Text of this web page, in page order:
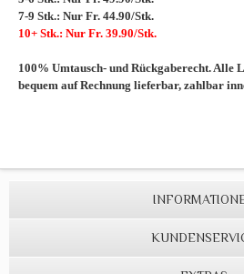
7-9 Stk.: Nur Fr. 44.90/Stk.
10+ Stk.: Nur Fr. 39.90/Stk.
100% Umtausch- und Rückgaberecht. Alle
bequem auf Rechnung lieferbar, zahlbar